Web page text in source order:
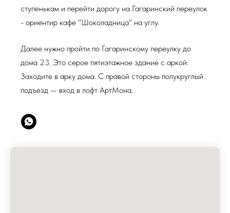
ступенькам и перейти дорогу на Гагаринский переулок
- ориентир кафе "Шоколадница" на углу.
Далее нужно пройти по Гагаринскому переулку до
дома 23. Это серое пятиэтажное здание с аркой.
Заходите в арку дома. С правой стороны полукруглый
подъезд — вход в лофт АртМона.